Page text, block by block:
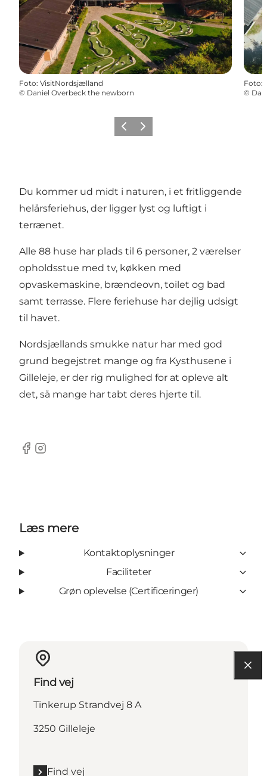
Foto: VisitNordsjælland
© Daniel Overbeck the newborn
Foto:
©
ForrigeNæste
Du kommer ud midt i naturen, i et fritliggende
helårsferiehus, der ligger lyst og luftigt i
terrænet.
Alle 88 huse har plads til 6 personer, 2 værelser
opholdsstue med tv, køkken med
opvaskemaskine, brændeovn, toilet og bad
samt terrasse. Flere feriehuse har dejlig udsigt
til havet.
Nordsjællands smukke natur har med god
grund begejstret mange og fra Kysthusene i
Gilleleje, er der rig mulighed for at opleve alt
det, så mange har tabt deres hjerte til.
Facebook
Instagram
Læs mere
Kontaktoplysninger
Faciliteter
Grøn oplevelse (Certificeringer)
Find vej
Tinkerup Strandvej 8 A
3250 Gilleleje
Find vej